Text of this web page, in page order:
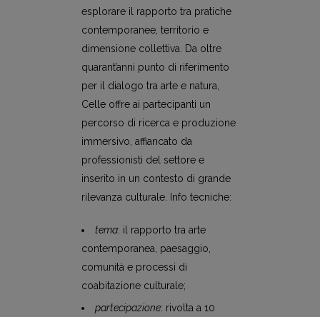
esplorare il rapporto tra pratiche
contemporanee, territorio e
dimensione collettiva. Da oltre
quarant’anni punto di riferimento
per il dialogo tra arte e natura,
Celle offre ai partecipanti un
percorso di ricerca e produzione
immersivo, affiancato da
professionisti del settore e
inserito in un contesto di grande
rilevanza culturale. Info tecniche:
tema: il rapporto tra arte
contemporanea, paesaggio,
comunità e processi di
coabitazione culturale;
partecipazione: rivolta a 10